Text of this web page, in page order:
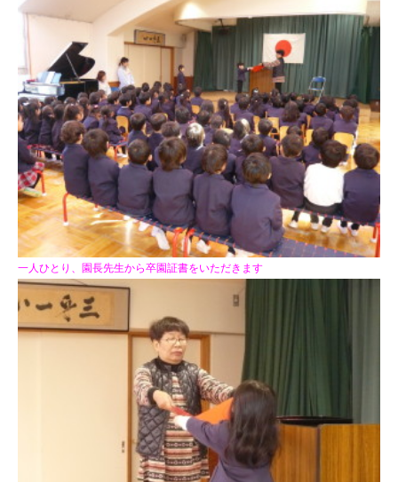
一人ひとり、園長先生から卒園証書をいただきます